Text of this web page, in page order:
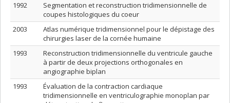
1992
Segmentation et reconstruction tridimensionnelle de
coupes histologiques du coeur
2003
Atlas numérique tridimensionnel pour le dépistage des
chirurgies laser de la cornée humaine
1993
Reconstruction tridimensionnelle du ventricule gauche
à partir de deux projections orthogonales en
angiographie biplan
1993
Évaluation de la contraction cardiaque
tridimensionnelle en ventriculographie monoplan par